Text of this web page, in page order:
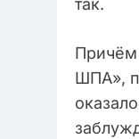
так.
Причём
ШПА»,